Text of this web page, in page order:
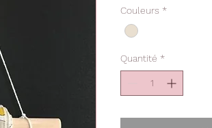
Couleurs *
Quantité *